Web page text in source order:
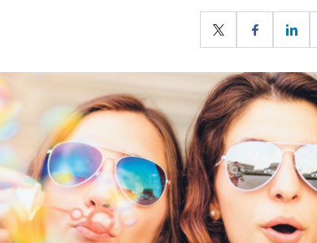
marketing
communicatie
PR